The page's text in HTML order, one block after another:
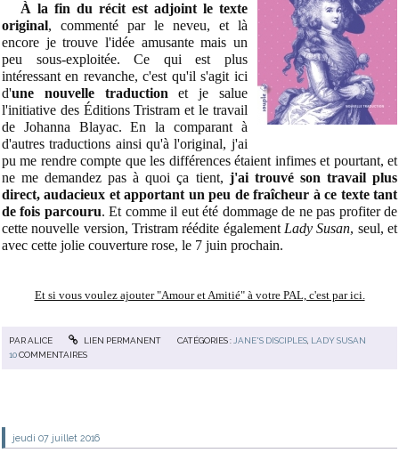
À la fin du récit est adjoint le texte
original, commenté par le neveu, et là
encore je trouve l'idée amusante mais un
peu sous-exploitée. Ce qui est plus
intéressant en revanche, c'est qu'il s'agit ici
d'une nouvelle traductionet je salue
l'initiative des Éditions Tristram et le travail
de Johanna Blayac. En la comparant à
d'autres traductions ainsi qu'à l'original, j'ai
pu me rendre compte que les différences étaient infimes et pourtant, et
ne me demandez pas à quoi ça tient, j'ai trouvé son travail plus
direct, audacieux et apportant un peu de fraîcheur à ce texte tant
de fois parcouru. Et comme il eut été dommage de ne pas profiter de
cette nouvelle version, Tristram réédite égalementLady Susan, seul, et
avec cette jolie couverture rose, le 7 juin prochain.
Et si vous voulez ajouter "Amour et Amitié" à votre PAL, c'est par ici.
PARALICE LIEN PERMANENT CATÉGORIES : JANE'S DISCIPLES LADY SUSAN
10COMMENTAIRES
jeudi 07 juillet 2016